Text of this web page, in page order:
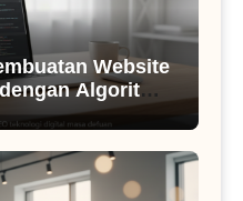
Website
Algoritma